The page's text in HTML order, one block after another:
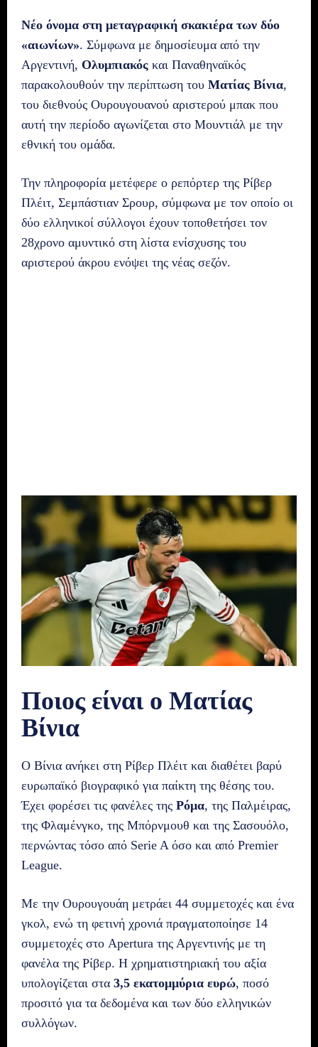
Νέο όνομα στη μεταγραφική σκακιέρα των δύο
«αιωνίων». Σύμφωνα με δημοσίευμα από την
Αργεντινή, Ολυμπιακός και Παναθηναϊκός
παρακολουθούν την περίπτωση του Ματίας Βίνια,
του διεθνούς Ουρουγουανού αριστερού μπακ που
αυτή την περίοδο αγωνίζεται στο Μουντιάλ με την
εθνική του ομάδα.
Την πληροφορία μετέφερε ο ρεπόρτερ της Ρίβερ
Πλέιτ, Σεμπάστιαν Σρουρ, σύμφωνα με τον οποίο οι
δύο ελληνικοί σύλλογοι έχουν τοποθετήσει τον
28χρονο αμυντικό στη λίστα ενίσχυσης του
αριστερού άκρου ενόψει της νέας σεζόν.
Ποιος είναι ο Ματίας
Βίνια
Ο Βίνια ανήκει στη Ρίβερ Πλέιτ και διαθέτει βαρύ
ευρωπαϊκό βιογραφικό για παίκτη της θέσης του.
Έχει φορέσει τις φανέλες της Ρόμα, της Παλμέιρας,
της Φλαμένγκο, της Μπόρνμουθ και της Σασουόλο,
περνώντας τόσο από Serie A όσο και από Premier
League.
Με την Ουρουγουάη μετράει 44 συμμετοχές και ένα
γκολ, ενώ τη φετινή χρονιά πραγματοποίησε 14
συμμετοχές στο Apertura της Αργεντινής με τη
φανέλα της Ρίβερ. Η χρηματιστηριακή του αξία
υπολογίζεται στα 3,5 εκατομμύρια ευρώ, ποσό
προσιτό για τα δεδομένα και των δύο ελληνικών
συλλόγων.